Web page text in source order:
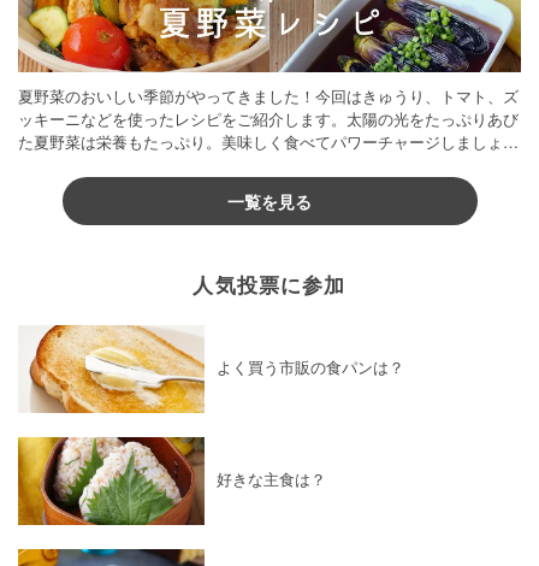
夏野菜のおいしい季節がやってきました！今回はきゅうり、トマト、ズ
ッキーニなどを使ったレシピをご紹介します。太陽の光をたっぷりあび
た夏野菜は栄養もたっぷり。美味しく食べてパワーチャージしましょう
一覧を見る
人気投票に参加
よく買う市販の食パンは？
好きな主食は？